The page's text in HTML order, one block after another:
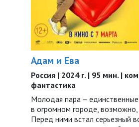
Адам и Ева
Россия | 2024 г. | 95 мин. |
фантастика
Молодая пара –
в огромном городе, возможно,
Перед ними встал серьезный